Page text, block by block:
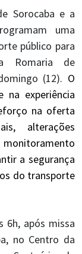
Sorocaba e a
uma
público para
Romaria de
(12). O
na experiência
na oferta
alterações
a segurança
do transporte
6h, após missa
no Centro da